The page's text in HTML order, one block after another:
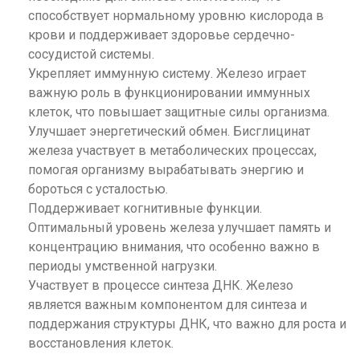
способствует нормальному уровню кислорода в
крови и поддерживает здоровье сердечно-
сосудистой системы.
Укрепляет иммунную систему. Железо играет
важную роль в функционировании иммунных
клеток, что повышает защитные силы организма.
Улучшает энергетический обмен. Бисглицинат
железа участвует в метаболических процессах,
помогая организму вырабатывать энергию и
бороться с усталостью.
Поддерживает когнитивные функции.
Оптимальный уровень железа улучшает память и
концентрацию внимания, что особенно важно в
периоды умственной нагрузки.
Участвует в процессе синтеза ДНК. Железо
является важным компонентом для синтеза и
поддержания структуры ДНК, что важно для роста и
восстановления клеток.